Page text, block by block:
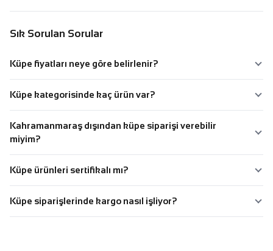
Sık Sorulan Sorular
Küpe fiyatları neye göre belirlenir?
Küpe kategorisinde kaç ürün var?
Kahramanmaraş dışından küpe siparişi verebilir
miyim?
Küpe ürünleri sertifikalı mı?
Küpe siparişlerinde kargo nasıl işliyor?